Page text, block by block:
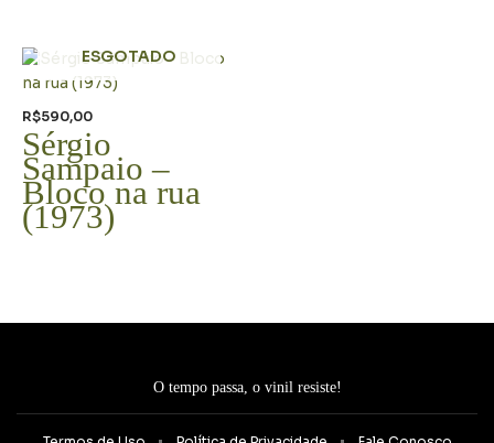
ESGOTADO
R$590,00
Sérgio
Sampaio –
Bloco na rua
(1973)
O tempo passa, o vinil resiste!